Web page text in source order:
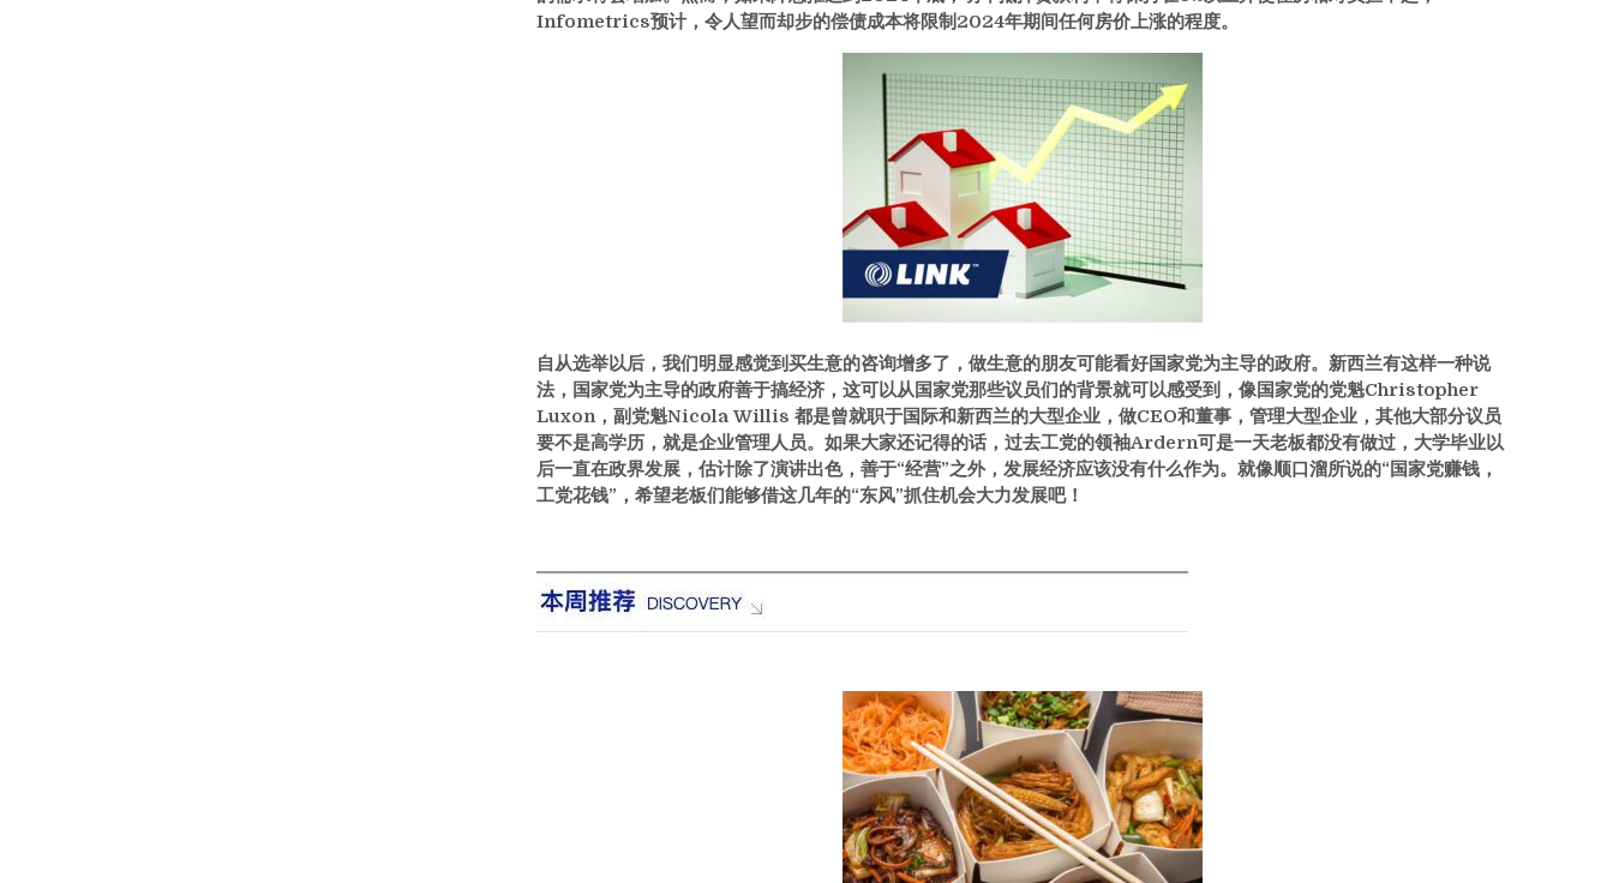
Infometrics预计，令人望而却步的偿债成本将限制2024年期间任何房价上涨的程度。
自从选举以后，我们明显感觉到买生意的咨询增多了，做生意的朋友可能看好国家党为主导的政府。新西兰有这样一种说
法，国家党为主导的政府善于搞经济，这可以从国家党那些议员们的背景就可以感受到，像国家党的党魁Christopher
Luxon，副党魁Nicola Willis 都是曾就职于国际和新西兰的大型企业，做CEO和董事，管理大型企业，其他大部分议员
要不是高学历，就是企业管理人员。如果大家还记得的话，过去工党的领袖Ardern可是一天老板都没有做过，大学毕业以
后一直在政界发展，估计除了演讲出色，善于“经营”之外，发展经济应该没有什么作为。就像顺口溜所说的“国家党赚钱，
工党花钱”，希望老板们能够借这几年的“东风”抓住机会大力发展吧！